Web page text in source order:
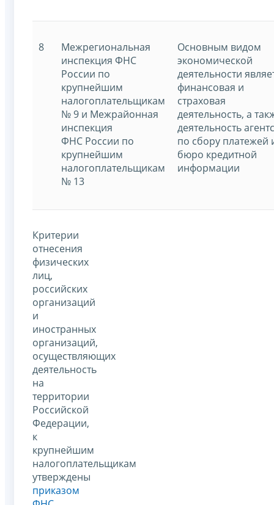
8
Межрегиональная
инспекция ФНС
России по
крупнейшим
налогоплательщикам
№ 9 и Межрайонная
инспекция
ФНС России по
крупнейшим
налогоплательщикам
№ 13
Основным видом
экономической
деятельности
финансовая и
страховая
деятельность, а
деятельность
по сбору платежей
бюро кредитной
информации
Критерии
отнесения
физических
лиц,
российских
организаций
и
иностранных
организаций,
осуществляющих
деятельность
на
территории
Российской
Федерации,
к
крупнейшим
налогоплательщикам
утверждены
приказом